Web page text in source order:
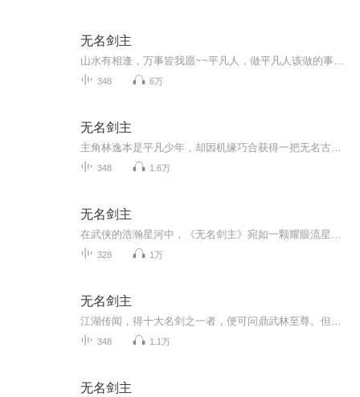
无名剑主
348 6万
无名剑主
348 1.6万
无名剑主
328 1万
无名剑主
348 1.1万
无名剑主